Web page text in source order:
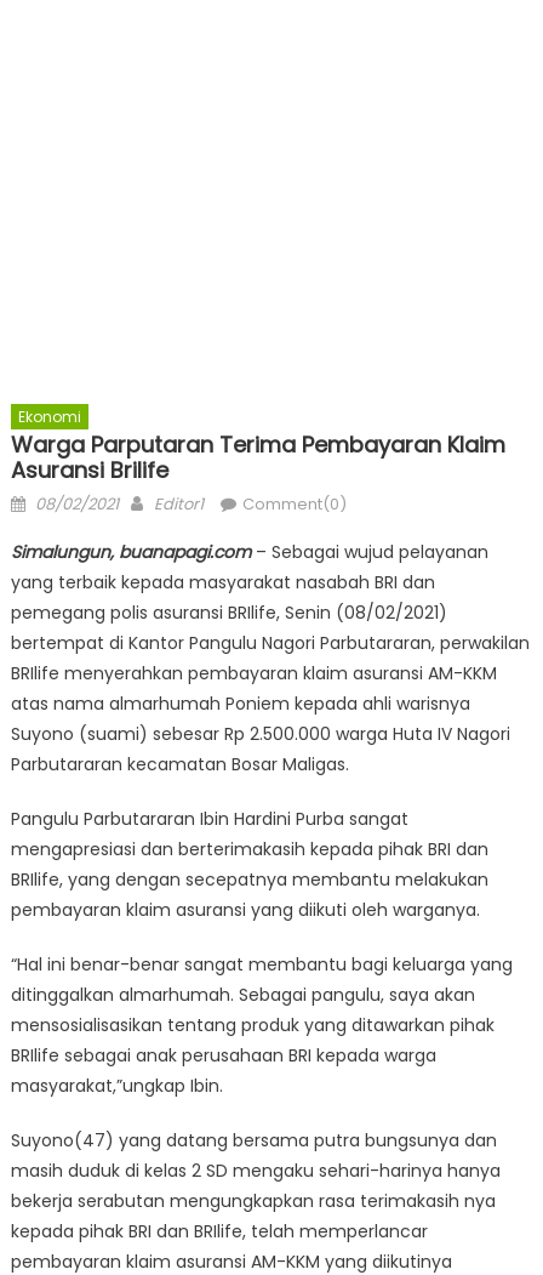
Ekonomi
Warga Parputaran Terima Pembayaran Klaim
Asuransi Brilife
Posted
08/02/2021 Author
Editor1 Comment(0)
Simalungun, buanapagi.com– Sebagai wujud pelayanan
yang terbaik kepada masyarakat nasabah BRI dan
pemegang polis asuransi BRIlife, Senin (08/02/2021)
bertempat di Kantor Pangulu Nagori Parbutararan, perwakilan
BRIlife menyerahkan pembayaran klaim asuransi AM-KKM
atas nama almarhumah Poniem kepada ahli warisnya
Suyono (suami) sebesar Rp 2.500.000 warga Huta IV Nagori
Parbutararan kecamatan Bosar Maligas.
Pangulu Parbutararan Ibin Hardini Purba sangat
mengapresiasi dan berterimakasih kepada pihak BRI dan
BRIlife, yang dengan secepatnya membantu melakukan
pembayaran klaim asuransi yang diikuti oleh warganya.
“Hal ini benar-benar sangat membantu bagi keluarga yang
ditinggalkan almarhumah. Sebagai pangulu, saya akan
mensosialisasikan tentang produk yang ditawarkan pihak
BRIlife sebagai anak perusahaan BRI kepada warga
masyarakat,”ungkap Ibin.
Suyono(47) yang datang bersama putra bungsunya dan
masih duduk di kelas 2 SD mengaku sehari-harinya hanya
bekerja serabutan mengungkapkan rasa terimakasih nya
kepada pihak BRI dan BRIlife, telah memperlancar
pembayaran klaim asuransi AM-KKM yang diikutinya